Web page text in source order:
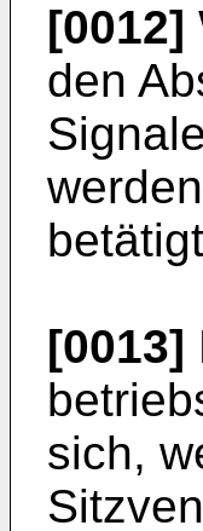
[0012]
den
[0013]
sich,